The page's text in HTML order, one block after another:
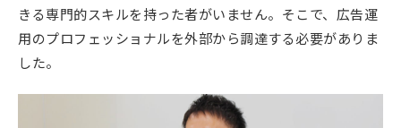
きる専門的スキルを持った者がいません。そこで、広告運
用のプロフェッショナルを外部から調達する必要がありま
した。